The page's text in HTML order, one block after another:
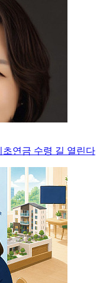
연금 수령 길 열린다